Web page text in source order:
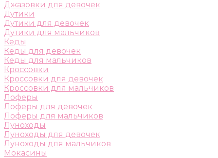
Джазовки для девочек
Дутики
Дутики для девочек
Дутики для мальчиков
Кеды
Кеды для девочек
Кеды для мальчиков
Кроссовки
Кроссовки для девочек
Кроссовки для мальчиков
Лоферы
Лоферы для девочек
Лоферы для мальчиков
Луноходы
Луноходы для девочек
Луноходы для мальчиков
Мокасины